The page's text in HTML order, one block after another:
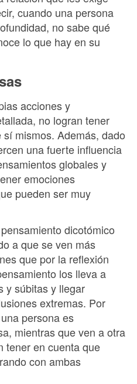
cuando una persona
no sabe qué
lo que hay en su
acciones y
no logran tener
mismos. Además, dado
una fuerte influencia
globales y
emociones
pueden ser muy
dicotómico
a que se ven más
que por la reflexión
los lleva a
y súbitas y llegar
extremas. Por
persona es
mientras que ven a otra
tener en cuenta que
con ambas